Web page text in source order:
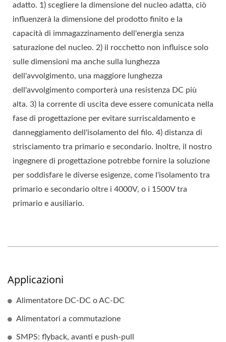
adatto. 1) scegliere la dimensione del nucleo adatta, ciò
influenzerà la dimensione del prodotto finito e la
capacità di immagazzinamento dell'energia senza
saturazione del nucleo. 2) il rocchetto non influisce solo
sulle dimensioni ma anche sulla lunghezza
dell'avvolgimento, una maggiore lunghezza
dell'avvolgimento comporterà una resistenza DC più
alta. 3) la corrente di uscita deve essere comunicata nella
fase di progettazione per evitare surriscaldamento e
danneggiamento dell'isolamento del filo. 4) distanza di
strisciamento tra primario e secondario. Inoltre, il nostro
ingegnere di progettazione potrebbe fornire la soluzione
per soddisfare le diverse esigenze, come l'isolamento tra
primario e secondario oltre i 4000V, o i 1500V tra
primario e ausiliario.
Applicazioni
Alimentatore DC-DC o AC-DC
Alimentatori a commutazione
SMPS: flyback, avanti e push-pull